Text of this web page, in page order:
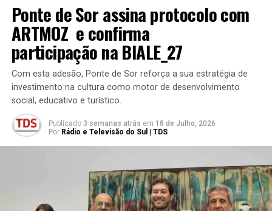
Ponte de Sor assina protocolo com
ARTMOZ e confirma
participação na BIALE_27
Com esta adesão, Ponte de Sor reforça a sua estratégia de
investimento na cultura como motor de desenvolvimento
social, educativo e turístico.
Publicado 3 semanas atrás em 18 de Julho, 2026
Por Rádio e Televisão do Sul | TDS